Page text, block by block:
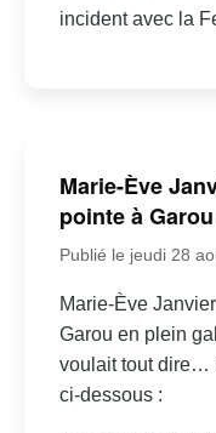
incident avec la
Marie-Ève
pointe à
Publié le jeudi 28
Marie-Ève
Garou en plein
voulait tout dire…
ci-dessous :